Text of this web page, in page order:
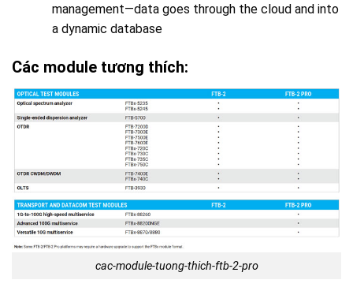
management—data goes through the cloud and into
a dynamic database
Các module tương thích:
cac-module-tuong-thich-ftb-2-pro